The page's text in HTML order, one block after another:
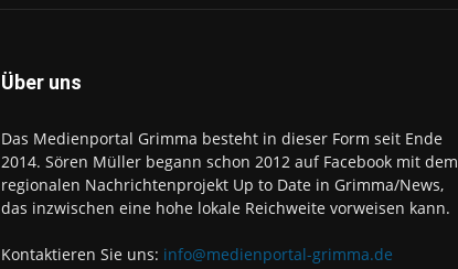
Über uns
Das Medienportal Grimma besteht in dieser Form seit Ende
2014. Sören Müller begann schon 2012 auf Facebook mit dem
regionalen Nachrichtenprojekt Up to Date in Grimma/News,
das inzwischen eine hohe lokale Reichweite vorweisen kann.
Kontaktieren Sie uns: info@medienportal-grimma.de